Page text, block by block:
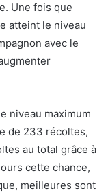
Une fois que
atteint le niveau
avec le
niveau maximum
de 233 récoltes,
au total grâce à
cette chance,
meilleures sont